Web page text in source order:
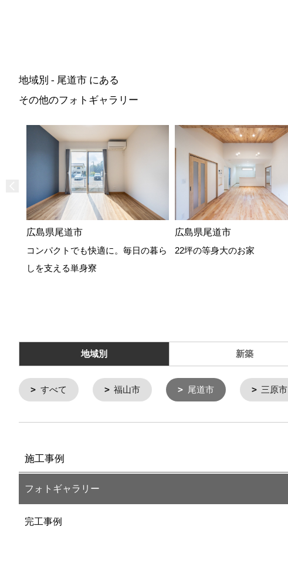
地域別 - 尾道市 にある
その他のフォトギャラリー
広島県尾道市
コンパクトでも快適に。毎日の暮ら
しを支える単身寮
広島県尾道市
22坪の等身大のお家
地域別 新築
すべて 福山市 尾道市 三原市
施工事例
フォトギャラリー
完工事例